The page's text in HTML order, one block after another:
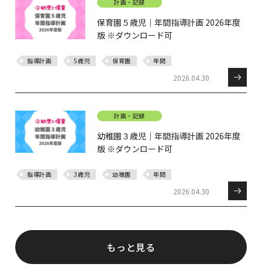
計画・記録
保育園５歳児｜年間指導計画 2026年度
版 ※ダウンロード可
指導計画 5歳児 保育園 年間
2026.04.30
計画・記録
幼稚園３歳児｜年間指導計画 2026年度
版 ※ダウンロード可
指導計画 3歳児 幼稚園 年間
2026.04.30
もっと見る